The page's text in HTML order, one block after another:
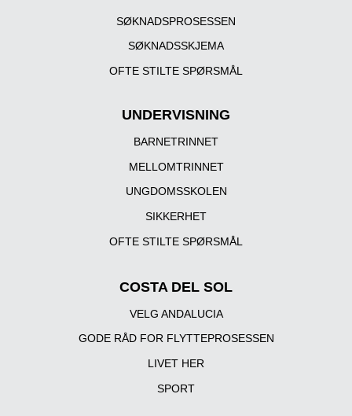
SØKNADSPROSESSEN
SØKNADSSKJEMA
OFTE STILTE SPØRSMÅL
UNDERVISNING
BARNETRINNET
MELLOMTRINNET
UNGDOMSSKOLEN
SIKKERHET
OFTE STILTE SPØRSMÅL
COSTA DEL SOL
VELG ANDALUCIA
GODE RÅD FOR FLYTTEPROSESSEN
LIVET HER
SPORT